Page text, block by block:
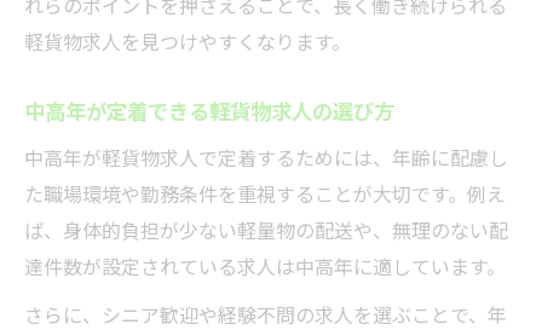
軽貨物求人を見つけやすくなります。
中高年が定着できる軽貨物求人の選び方
中高年が軽貨物求人で定着するためには、年齢に配慮し
た職場環境や勤務条件を重視することが大切です。例え
ば、身体的負担が少ない軽量物の配送や、無理のない配
達件数が設定されている求人は中高年に適しています。
さらに、シニア歓迎や経験不問の求人を選ぶことで、年